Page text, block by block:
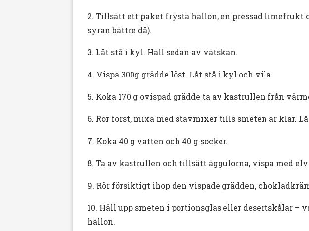
2. Tillsätt ett paket frysta hallon, en pressad limefrukt
syran bättre då).
3. Låt stå i kyl. Häll sedan av vätskan.
4. Vispa 300g grädde löst. Låt stå i kyl och vila.
5. Koka 170 g ovispad grädde ta av kastrullen från
6. Rör först, mixa med stavmixer tills smeten är klar.
7. Koka 40 g vatten och 40 g socker.
8. Ta av kastrullen och tillsätt äggulorna, vispa med
9. Rör försiktigt ihop den vispade grädden,
10. Häll upp smeten i portionsglas eller desertskålar –
hallon.